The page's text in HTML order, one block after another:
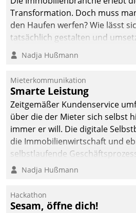
automatisiert, vollständig
und auf Wunsch über
mehrere zuvor
Kommunikationswege bei
Transformation. Doch muss
den Haufen werfen? Wie lässt
tatsächlich gestalten und
Argumente zählen wirklich?
Nadja Hußmann
Mieterkommunikation
Smarte Leistung
Zeitgemäßer Kundenservice
über die der Mieter sich selbst
immer er will. Die digitale
die Immobilienwirtschaft und
selbstlaufende
Kunde und smart der
Nadja Hußmann
Hackathon
Sesam, öffne dich!